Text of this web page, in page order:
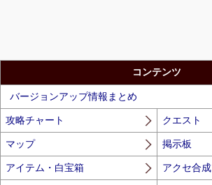
コンテンツ
バージョンアップ情報まとめ
攻略チャート クエスト
マップ 掲示板
アイテム・白宝箱 アクセ合成